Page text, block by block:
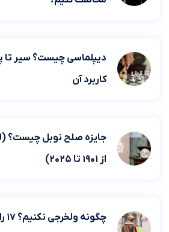
دیپلماسی چیست؟ سیر تا
کاربرد آن
جایزه صلح نوبل چیست؟
از ۱۹۰۱ تا ۲۰۲۵)